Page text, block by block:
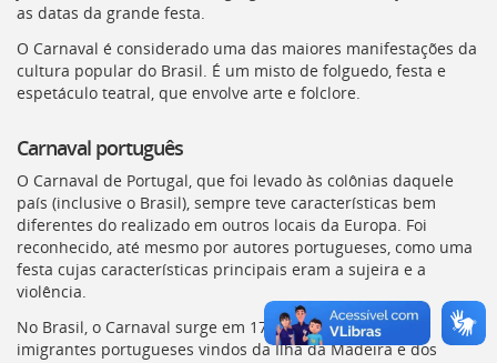
menu
[]
as datas da grande festa.
O Carnaval é considerado uma das maiores manifestações da
cultura popular do Brasil. É um misto de folguedo, festa e
espetáculo teatral, que envolve arte e folclore.
Carnaval português
O Carnaval de Portugal, que foi levado às colônias daquele
país (inclusive o Brasil), sempre teve características bem
diferentes do realizado em outros locais da Europa. Foi
reconhecido, até mesmo por autores portugueses, como uma
festa cujas características principais eram a sujeira e a
violência.
No Brasil, o Carnaval surge em 1723, com a chegada de
imigrantes portugueses vindos da Ilha da Madeira e dos